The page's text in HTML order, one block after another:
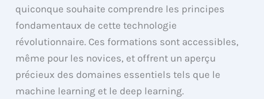
quiconque souhaite comprendre les principes
fondamentaux de cette technologie
révolutionnaire. Ces formations sont accessibles,
même pour les novices, et offrent un aperçu
précieux des domaines essentiels tels que le
machine learning et le deep learning.